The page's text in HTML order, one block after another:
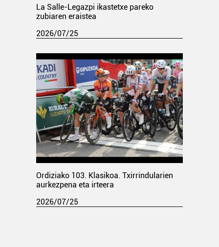
La Salle-Legazpi ikastetxe pareko
zubiaren eraistea
2026/07/25
Ordiziako 103. Klasikoa. Txirrindularien
aurkezpena eta irteera
2026/07/25